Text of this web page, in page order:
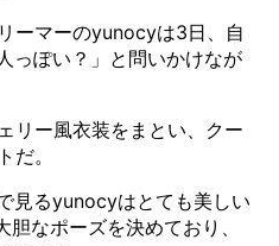
ーマーのyunocyは3日、自
っぽい？」と問いかけなが
リー風衣装をまとい、クー
だ。
見るyunocyはとても美しい
なポーズを決めており、